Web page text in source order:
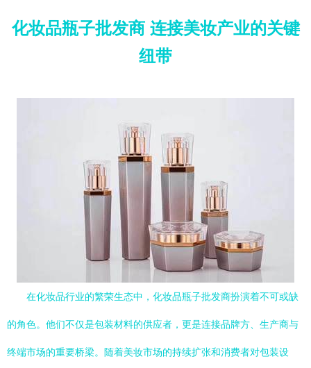
化妆品瓶子批发商 连接美妆产业的关键
纽带
在化妆品行业的繁荣生态中，化妆品瓶子批发商扮演着不可或缺
的角色。他们不仅是包装材料的供应者，更是连接品牌方、生产商与
终端市场的重要桥梁。随着美妆市场的持续扩张和消费者对包装设